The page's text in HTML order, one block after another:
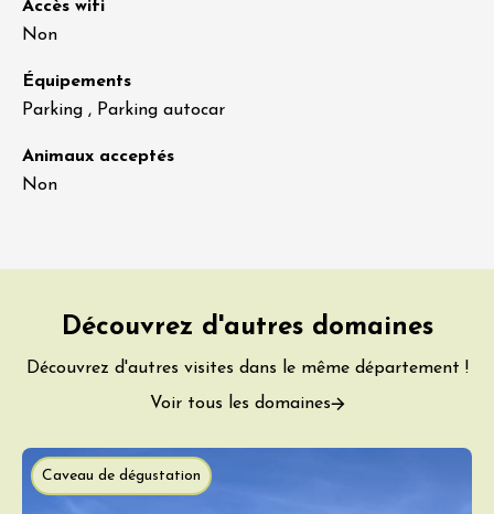
Accès wifi
Non
Équipements
Parking , Parking autocar
Animaux acceptés
Non
Découvrez d'autres domaines
Découvrez d'autres visites dans le même département !
Voir tous les domaines
Caveau de dégustation